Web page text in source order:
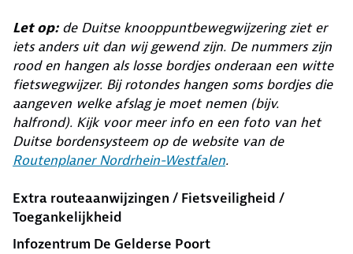
Let op:de Duitse knooppuntbewegwijzering ziet er
iets anders uit dan wij gewend zijn. De nummers zijn
rood en hangen als losse bordjes onderaan een witte
fietswegwijzer. Bij rotondes hangen soms bordjes die
aangeven welke afslag je moet nemen (bijv.
halfrond). Kijk voor meer info en een foto van het
Duitse bordensysteem op de website van de
Routenplaner Nordrhein-Westfalen.
Extra routeaanwijzingen / Fietsveiligheid /
Toegankelijkheid
Infozentrum De Gelderse Poort